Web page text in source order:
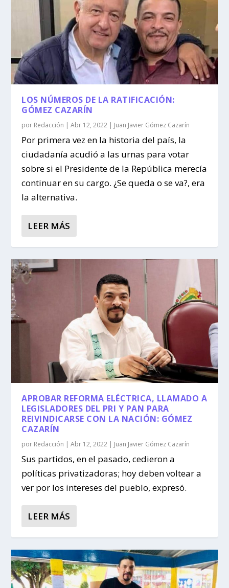
LOS NÚMEROS DE LA RATIFICACIÓN:
GÓMEZ CAZARÍN
por Redacción |Abr 12, 2022 | Juan Javier Gómez Cazarín
Por primera vez en la historia del país, la
ciudadanía acudió a las urnas para votar
sobre si el Presidente de la República merecía
continuar en su cargo. ¿Se queda o se va?, era
la alternativa.
LEER MÁS
APROBAR REFORMA ELÉCTRICA, LLAMADO A
LEGISLADORES DEL PRI Y PAN PARA
REIVINDICARSE CON LA NACIÓN: GÓMEZ
CAZARÍN
por Redacción |Abr 12, 2022 | Juan Javier Gómez Cazarín
Sus partidos, en el pasado, cedieron a
políticas privatizadoras; hoy deben voltear a
ver por los intereses del pueblo, expresó.
LEER MÁS